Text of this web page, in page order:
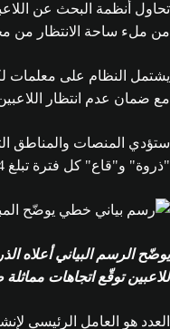
من ملء ساحة الانتظار من
يشتمل النظام على معلمات
مع ضمان عدم انتظار
ستؤدي المنصات والمناطق
"ذروة" و"قاع" كل فترة تبلغ 24 ساعة، وذلك عندما تكون عند أعلى وأدنى عدد، على التوالي.
للاعبين توقّع اتجاهات